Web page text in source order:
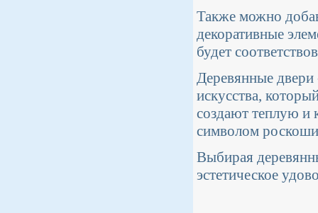
Также можно
декоративные
будет
Деревянные двери
искусства,
создают теплую и
символом
Выбирая
эстетическое